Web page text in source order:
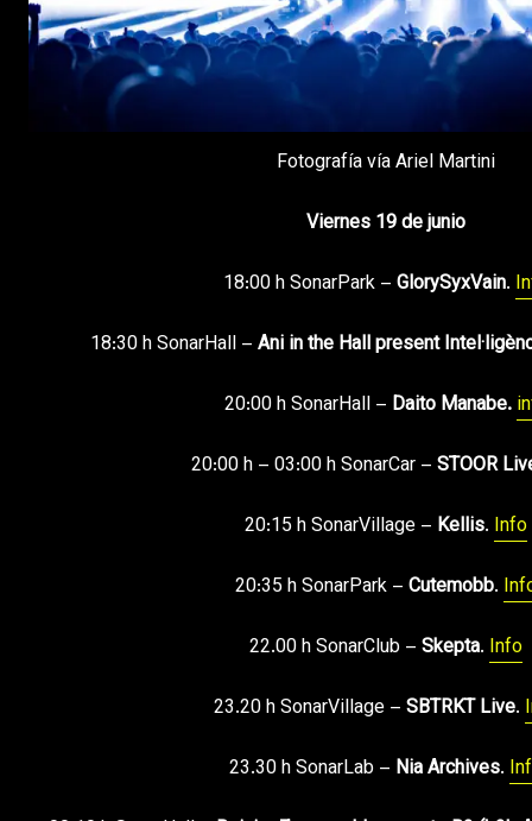
Fotografía vía Ariel Martini
Viernes 19 de junio
18:00 h SonarPark – GlorySyxVain.
18:30 h SonarHall – Ani in the Hall present
20:00 h SonarHall – Daito Manabe.
20:00 h – 03:00 h SonarCar – STOOR
20:15 h SonarVillage – Kellis. Info
20:35 h SonarPark – Cutemobb.
22.00 h SonarClub – Skepta. Info
23.20 h SonarVillage – SBTRKT Live.
23.30 h SonarLab – Nia Archives.